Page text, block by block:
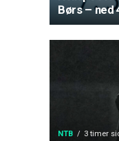
Børs – ned
NTB 3 timer